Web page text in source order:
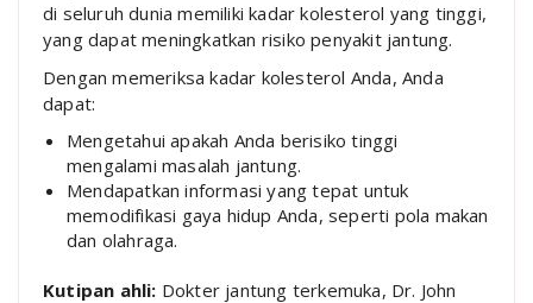
di seluruh dunia memiliki kadar kolesterol yang tinggi,
yang dapat meningkatkan risiko penyakit jantung.
Dengan memeriksa kadar kolesterol Anda, Anda
dapat:
Mengetahui apakah Anda berisiko tinggi
mengalami masalah jantung.
Mendapatkan informasi yang tepat untuk
memodifikasi gaya hidup Anda, seperti pola makan
dan olahraga.
Kutipan ahli: Dokter jantung terkemuka, Dr. John